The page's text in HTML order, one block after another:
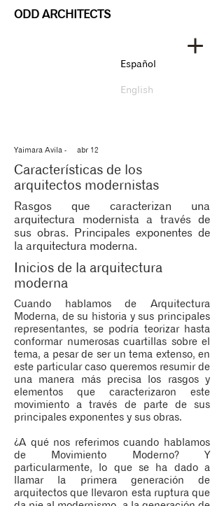
ODD ARCHITECTS
Español
English
Yaimara Avila - abr 12
Características de los
arquitectos modernistas
Rasgos que caracterizan una
arquitectura modernista a través de
sus obras. Principales exponentes de
la arquitectura moderna.
Inicios de la arquitectura
moderna
Cuando hablamos de Arquitectura
Moderna, de su historia y sus principales
representantes, se podría teorizar hasta
conformar numerosas cuartillas sobre el
tema, a pesar de ser un tema extenso, en
este particular caso queremos resumir de
una manera más precisa los rasgos y
elementos que caracterizaron este
movimiento a través de parte de sus
principales exponentes y sus obras.
¿A qué nos referimos cuando hablamos
de Movimiento Moderno? Y
particularmente, lo que se ha dado a
llamar la primera generación de
arquitectos que llevaron esta ruptura que